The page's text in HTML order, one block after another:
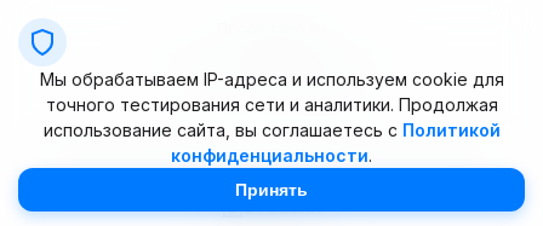
Условия использования
© 2025–2026 OpenSpeedTest (ИП Долматова В.В.). Все права
Мы обрабатываем IP-адреса и используем cookie для
точного тестирования сети и аналитики. Продолжая
использование сайта, вы соглашаетесь с Политикой
конфиденциальности.
Принять